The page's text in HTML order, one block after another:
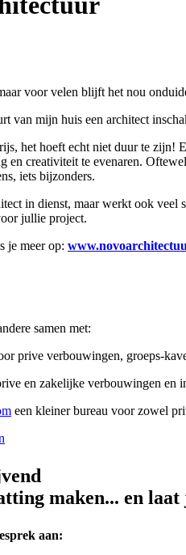
voor velen blijft het nou
van mijn huis een architect
het hoeft echt niet duur te zijn!
en creativiteit te evenaren.
iets bijzonders.
in dienst, maar werkt ook veel
jullie project.
je meer op:
samen met:
prive verbouwingen, groeps-
en zakelijke verbouwingen en
een kleiner bureau voor zowel
maken... en
aan: